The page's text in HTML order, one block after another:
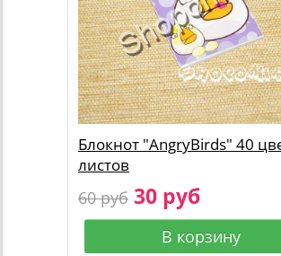
Блокнот "AngryBirds" 40
листов
60 руб 30 руб
В корзину